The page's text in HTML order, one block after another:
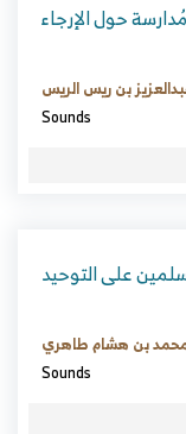
بن ريس الريس
Sounds
على التوحيد
بن هشام طاهري
Sounds